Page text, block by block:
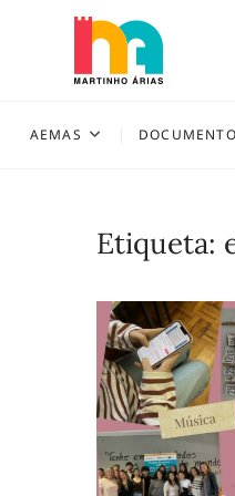
AEMAS
Etiqueta: